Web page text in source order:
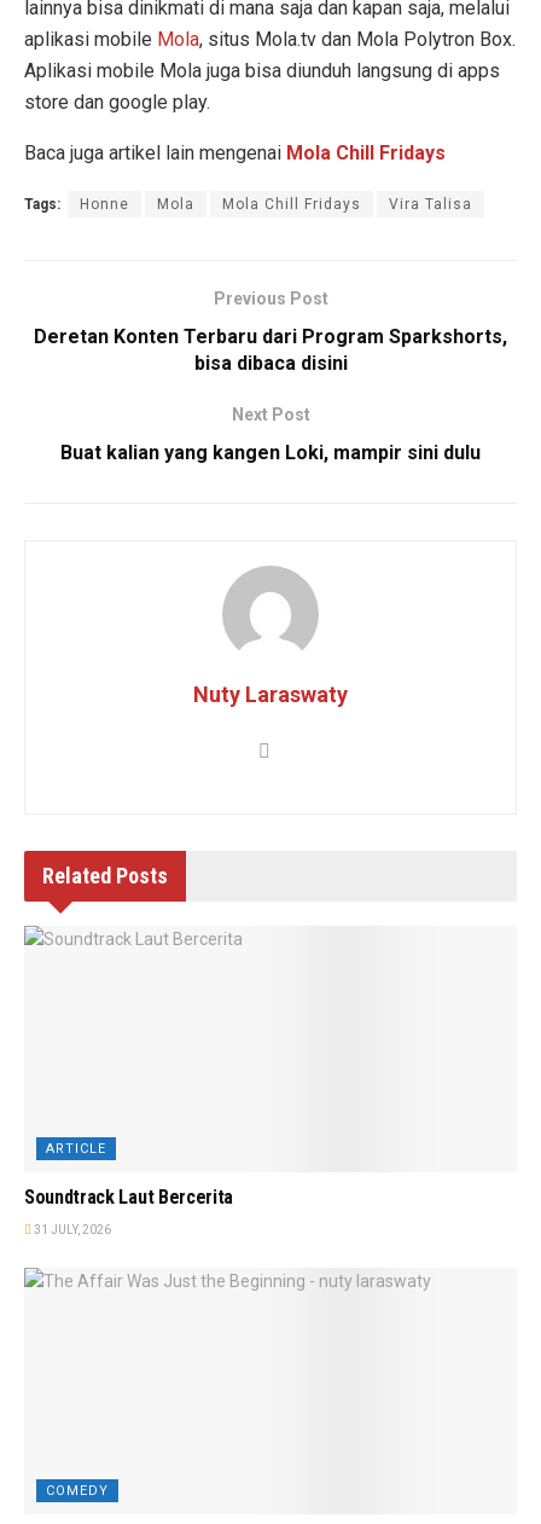
lainnya bisa dinikmati di mana saja dan kapan saja, melalui
aplikasi mobile Mola, situs Mola.tv dan Mola Polytron Box.
Aplikasi mobile Mola juga bisa diunduh langsung di apps
store dan google play.
Baca juga artikel lain mengenai Mola Chill Fridays
Tags: Honne Mola Mola Chill Fridays Vira Talisa
Previous Post
Deretan Konten Terbaru dari Program Sparkshorts,
bisa dibaca disini
Next Post
Buat kalian yang kangen Loki, mampir sini dulu
Nuty Laraswaty
Related Posts
ARTICLE
Soundtrack Laut Bercerita
31 JULY, 2026
COMEDY